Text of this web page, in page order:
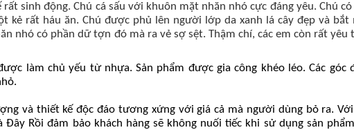
rất sinh động. Chú cá sấu với khuôn mặt nhăn nhó cực đáng yêu. Chú
kẻ rất háu ăn. Chú được phủ lên người lớp da xanh lá cây đẹp và bắt
nhó có phần dữ tợn đó mà ra vẻ sợ sệt. Thậm chí, các em còn rất yêu
làm chủ yếu từ nhựa. Sản phẩm được gia công khéo léo. Các góc
và thiết kế độc đáo tương xứng với giá cả mà người dùng bỏ ra.
Rồi đảm bảo khách hàng sẽ không nuối tiếc khi sử dụng sản